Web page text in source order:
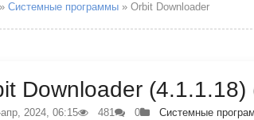
» Системные программы » Orbit Downloader
Downloader (4.1.1.18)
2024, 06:15 481 0 Системные